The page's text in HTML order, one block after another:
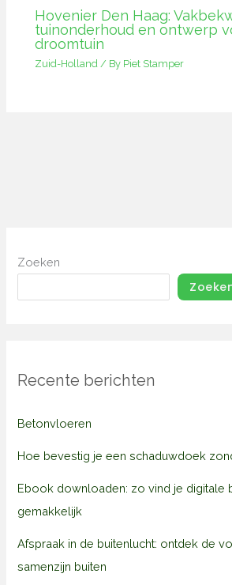
Hovenier Den Haag:
tuinonderhoud en ontwerp
droomtuin
Zuid-Holland / By Piet Stamper
Zoeken
Recente berichten
Betonvloeren
Hoe bevestig je een schaduwdoek
Ebook downloaden: zo vind je digitale
gemakkelijk
Afspraak in de buitenlucht: ontdek de
samenzijn buiten